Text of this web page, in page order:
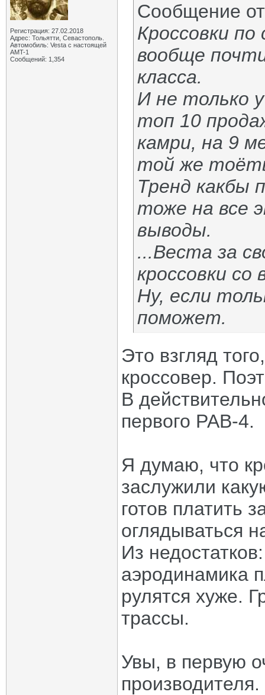
Регистрация: 27.02.2018
Адрес: Тольятти, Севастополь.
Автомобиль: Vesta с настоящей
AMT-1
Сообщений: 1,354
Сообщение
Кроссовки
вообще
класса.
И не только
топ 10
камри, на 9
той же
Тренд какбы
тоже на все
выводы.
...Веста за
кроссовки
Ну, если
поможет.
Это взгляд
кроссовер.
В
первого РАВ-4.
Я думаю, что
заслужили
готов платить
оглядываться
Из
аэродинамика
рулятся хуже.
трассы.
Увы, в первую
производителя.